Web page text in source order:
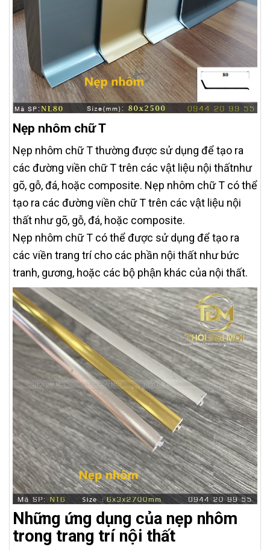
Nẹp nhôm chữ T
Nẹp nhôm chữ T thường được sử dụng để tạo ra
các đường viền chữ T trên các vật liệu nội thấtnhư
gõ, gỗ, đá, hoặc composite. Nẹp nhôm chữ T có thể
tạo ra các đường viền chữ T trên các vật liệu nội
thất như gõ, gỗ, đá, hoặc composite.
Nẹp nhôm chữ T có thể được sử dụng để tạo ra
các viền trang trí cho các phần nội thất như bức
tranh, gương, hoặc các bộ phận khác của nội thất.
Những ứng dụng của nẹp nhôm
trong trang trí nội thất